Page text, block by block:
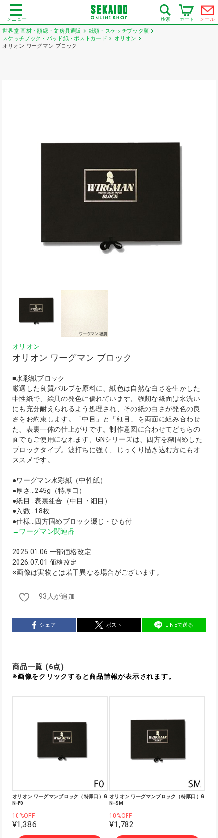
メニュー 検索 カート メール
世界堂 画材・額縁・文房具通販
紙類・スケッチブック類
スケッチブック・パッド紙・ポストカード
オリオン
オリオン ワーグマン ブロック
オリオン
オリオン ワーグマン ブロック
■水彩紙ブロック
厳選した良質パルプを原料に、紙色は自然な白さを生かした
中性紙で、絵具の発色に優れています。強靭な紙面は水洗い
にも充分耐えられるよう処理され、その紙の白さが発色の良
さをお約束します。「中目」と「細目」を両面に組み合わせ
た、表裏一体の仕上がりです。制作意図に合わせてどちらの
面でもご使用になれます。GNシリーズは、四方を糊固めした
ブロックタイプ。波打ちに強く、じっくり描き込む方にもオ
ススメです。
●ワーグマン水彩紙（中性紙）
●厚さ…245g（特厚口）
●紙目…表裏組合（中目・細目）
●入数…18枚
●仕様…四方固めブロック綴じ・ひも付
→ワーグマン関連品
2025.01.06 一部価格改定
2026.07.01 価格改定
※画像は実物とは若干異なる場合がございます。
93人が追加
シェア ポスト LINEで送る
商品一覧 (6点)
※画像をクリックすると商品情報が表示されます。
オリオン ワーグマンブロック（特厚口）G
N-F0
10%OFF
¥1,386
オリオン ワーグマンブロック（特厚口）G
N-SM
10%OFF
¥1,782